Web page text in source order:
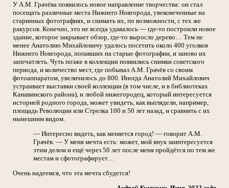
У А.М. Грачёва появилось новое направление творчества: он стал
посещать различные места Нижнего Новгорода, увековеченные на
старинных фотографиях, и снимать их, по возможности, с тех же
ракурсов. Конечно, это не всегда удавалось — где-то построили новое
здание, которое закрывает обзор, где-то выросло дерево… Тем не
менее Анатолию Михайловичу удалось посетить около 400 уголков
Нижнего Новгорода, попавших на старые фотографии, и заново их
запечатлеть. Чуть позже в коллекции появились снимки советского
периода, и количество мест, где побывал А.М. Грачёв со своим
фотоаппаратом, увеличилось до 800. Иногда Анатолий Михайлович
устраивает выставки своей коллекции (в том числе, и в библиотеках
Канавинского района), и любой нижегородец, который интересуется
историей родного города, может увидеть, как выглядели, например,
площадь Революции или Стрелка 100 и 50 лет назад, и сравнить с их
нынешним видом.
— Интересно видеть, как меняется город! — говорит А.М.
Грачёв. — У меня мечта есть: может, мой внук заинтересуется
этим делом и ещё через 50 лет после меня пройдётся по тем же
местам и сфотографирует…
Очень надеемся, что эта мечта сбудется!